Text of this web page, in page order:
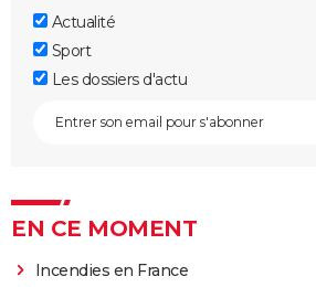
Actualité
Sport
Les dossiers d'actu
EN CE MOMENT
Incendies en France